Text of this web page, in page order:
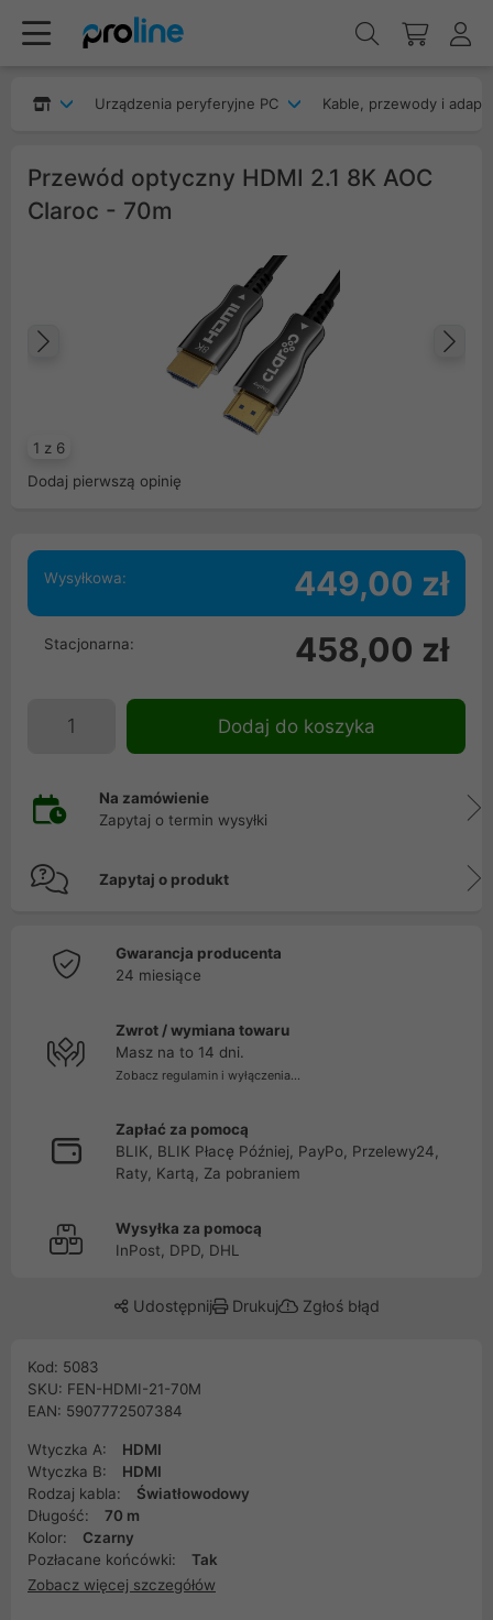
Urządzenia peryferyjne PC Kable, przewody i
Przewód optyczny HDMI 2.1 8K AOC
Claroc - 70m
1 z 6
Poprzedni
Dodaj pierwszą opinię
Wysyłkowa: 449,00 zł
Stacjonarna: 458,00 zł
Dodaj do koszyka
Na zamówienie
Zapytaj o termin wysyłki
Zapytaj o produkt
Gwarancja producenta
24 miesiące
Zwrot / wymiana towaru
Masz na to 14 dni.
Zobacz regulamin i wyłączenia...
Zapłać za pomocą
BLIK, BLIK Płacę Później, PayPo, Przelewy24,
Raty, Kartą, Za pobraniem
Wysyłka za pomocą
InPost, DPD, DHL
Udostępnij Drukuj Zgłoś błąd
Kod: 5083
SKU: FEN-HDMI-21-70M
EAN: 5907772507384
Wtyczka A:
HDMI
Wtyczka B:
HDMI
Rodzaj kabla:
Światłowodowy
Długość:
70 m
Kolor:
Czarny
Pozłacane końcówki:
Tak
Zobacz więcej szczegółów